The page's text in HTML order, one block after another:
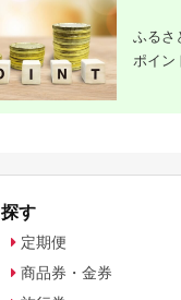
わて短角和牛 ハンバ
ーグセット 150g×8個
計1.2kg 027-0407
5.0
寄付金額:14,000円
宮崎
オリ
寄付金
ふるさ
ポイン
す
定期便
商品券・金券